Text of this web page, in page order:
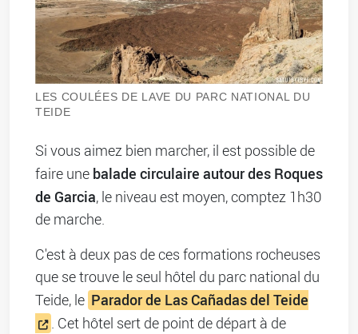
LES COULÉES DE LAVE DU PARC NATIONAL DU
TEIDE
Si vous aimez bien marcher, il est possible de
faire une balade circulaire autour des Roques
de Garcia, le niveau est moyen, comptez 1h30
de marche.
C'est à deux pas de ces formations rocheuses
que se trouve le seul hôtel du parc national du
Teide, le Parador de Las Cañadas del Teide
. Cet hôtel sert de point de départ à de